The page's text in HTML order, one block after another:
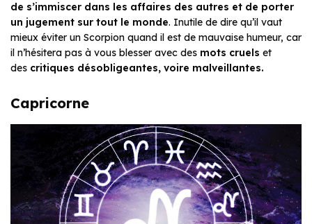
de s’immiscer dans les affaires des autres et de porter
un jugement sur tout le monde. Inutile de dire qu’il vaut
mieux éviter un Scorpion quand il est de mauvaise humeur, car
il n’hésitera pas à vous blesser avec des mots cruels et
des critiques désobligeantes, voire malveillantes.
Capricorne